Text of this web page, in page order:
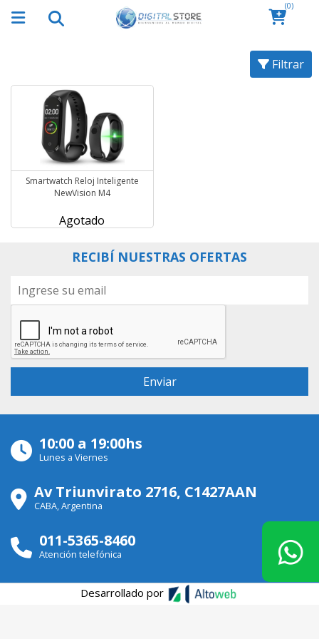
(0)
Filtrar
Smartwatch Reloj Inteligente
NewVision M4
Agotado
RECIBÍ NUESTRAS OFERTAS
10:00 a 19:00hs
Lunes a Viernes
Av Triunvirato 2716, C1427AAN
CABA, Argentina
011-5365-8460
Atención telefónica
Desarrollado por